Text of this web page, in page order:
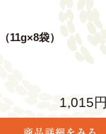
袋）
1,015円